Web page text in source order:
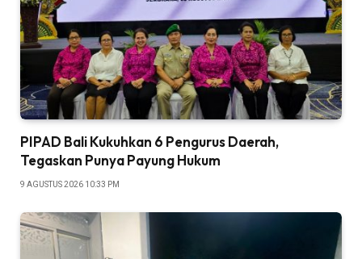
PIPAD Bali Kukuhkan 6 Pengurus Daerah,
Tegaskan Punya Payung Hukum
9 AGUSTUS 2026 10:33 PM